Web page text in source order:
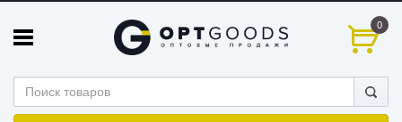
0